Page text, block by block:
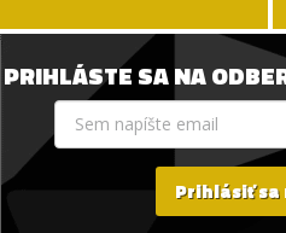
PRIHLÁSTE SA NA
Prihlásiť sa